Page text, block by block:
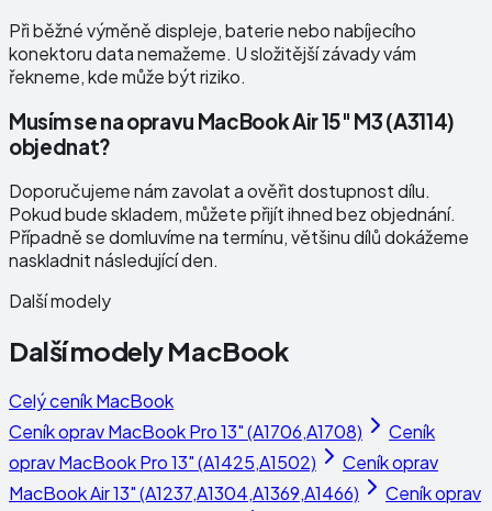
Při běžné výměně displeje, baterie nebo nabíjecího
konektoru data nemažeme. U složitější závady vám
řekneme, kde může být riziko.
Musím se na opravu MacBook Air 15" M3 (A3114)
objednat?
Doporučujeme nám zavolat a ověřit dostupnost dílu.
Pokud bude skladem, můžete přijít ihned bez objednání.
Případně se domluvíme na termínu, většinu dílů dokážeme
naskladnit následující den.
Další modely
Další modelyMacBook
Celý ceníkMacBook
Ceník opravMacBook Pro 13" (A1706,A1708)
Ceník
opravMacBook Pro 13" (A1425,A1502)
Ceník oprav
MacBook Air 13" (A1237,A1304,A1369,A1466)
Ceník oprav